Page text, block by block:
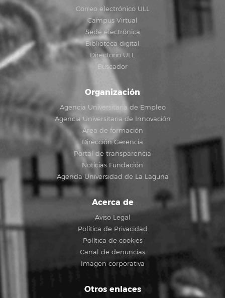
Correo electrónico ULL
Campus Virtual
Sede electrónica
Biblioteca digital
Directorio ULL
Buscador
Organización
Agencia Universitaria de Empleo
Agencia Universitaria de Innovación
Área de formación
Dirección Gerencia
Portal de transparencia
Noticias Fundación
Agenda Universidad de La Laguna
Acerca de
Aviso Legal
Política de Privacidad
Política de cookies
Canal de denuncias
Imagen corporativa
Otros enlaces